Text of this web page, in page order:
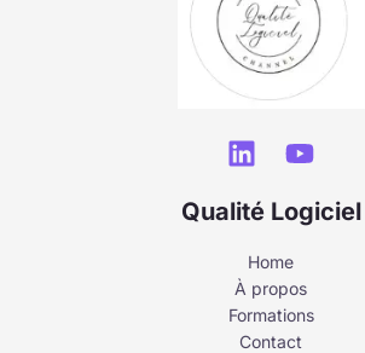
Qualité Logiciel
Home
À propos
Formations
Contact